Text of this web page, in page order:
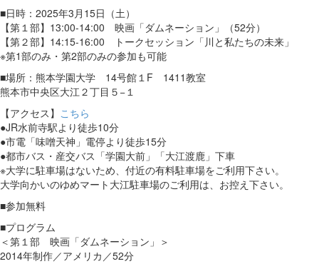
■日時：2025年3月15日（土）
【第１部】13:00-14:00 映画「ダムネーション」（52分）
【第２部】14:15-16:00 トークセッション「川と私たちの未来」
※第1部のみ・第2部のみの参加も可能
■場所：熊本学園大学 14号館１F 1411教室
熊本市中央区大江２丁目５−１
【アクセス】 こちら
●JR水前寺駅より徒歩10分
●市電「味噌天神」電停より徒歩15分
●都市バス・産交バス「学園大前」「大江渡鹿」下車
※大学に駐車場はないため、付近の有料駐車場をご利用下さい。
大学向かいのゆめマート大江駐車場のご利用は、お控え下さい。
■参加無料
■プログラム
＜第１部 映画「ダムネーション」＞
2014年制作／アメリカ／52分